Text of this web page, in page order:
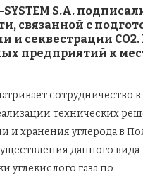
S.A.
связанной с
и секвестрации CO2.
предприятий к
сотрудничество
технических
и хранения углерода в
данного вида
углекислого газа по